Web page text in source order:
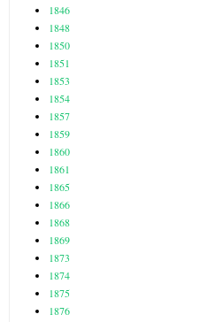
1846
1848
1850
1851
1853
1854
1857
1859
1860
1861
1865
1866
1868
1869
1873
1874
1875
1876